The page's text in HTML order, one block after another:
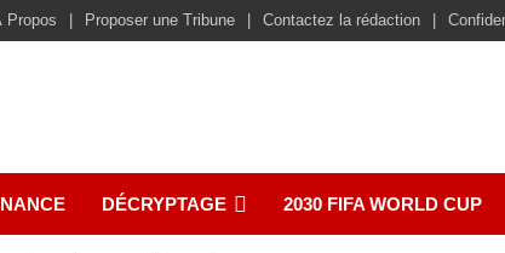
Propos Proposer une Tribune Contactez la rédaction
DÉCRYPTAGE 2030 FIFA WORLD CUP